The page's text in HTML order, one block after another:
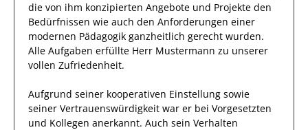
die von ihm konzipierten Angebote und Projekte den
Bedürfnissen wie auch den Anforderungen einer
modernen Pädagogik ganzheitlich gerecht wurden.
Alle Aufgaben erfüllte Herr Mustermann zu unserer
vollen Zufriedenheit.
Aufgrund seiner kooperativen Einstellung sowie
seiner Vertrauenswürdigkeit war er bei Vorgesetzten
und Kollegen anerkannt. Auch sein Verhalten